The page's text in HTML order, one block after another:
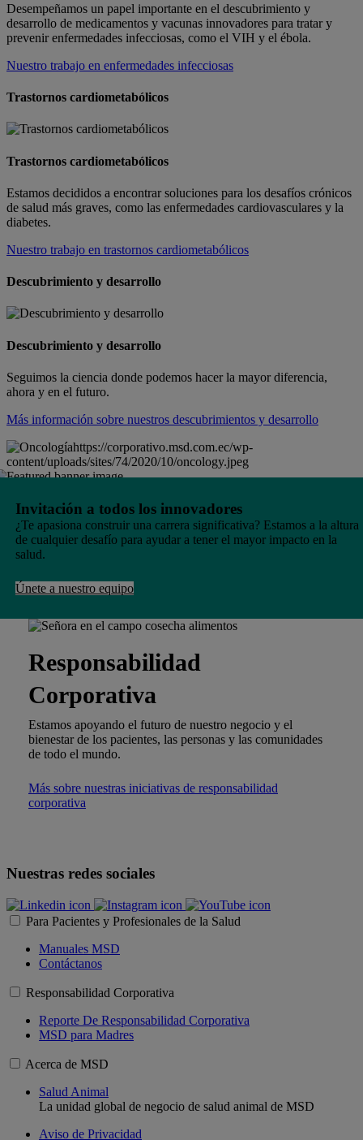
Desempeñamos un papel importante en el descubrimiento y
desarrollo de medicamentos y vacunas innovadores para tratar y
prevenir enfermedades infecciosas, como el VIH y el ébola.
Nuestro trabajo en enfermedades infecciosas
Trastornos cardiometabólicos
Trastornos cardiometabólicos
Estamos decididos a encontrar soluciones para los desafíos crónicos
de salud más graves, como las enfermedades cardiovasculares y la
diabetes.
Nuestro trabajo en trastornos cardiometabólicos
Descubrimiento y desarrollo
Descubrimiento y desarrollo
Seguimos la ciencia donde podemos hacer la mayor diferencia,
ahora y en el futuro.
Más información sobre nuestros descubrimientos y desarrollo
https://corporativo.msd.com.ec/wp-
content/uploads/sites/74/2020/10/oncology.jpeg
Invitación a todos los innovadores
¿Te apasiona construir una carrera significativa? Estamos a la altura
de cualquier desafío para ayudar a tener el mayor impacto en la
salud.
Únete a nuestro equipo
Responsabilidad
Corporativa
Estamos apoyando el futuro de nuestro negocio y el
bienestar de los pacientes, las personas y las comunidades
de todo el mundo.
Más sobre nuestras iniciativas de responsabilidad
corporativa
Nuestras redes sociales
Para Pacientes y Profesionales de la Salud
Manuales MSD
Contáctanos
Responsabilidad Corporativa
Reporte De Responsabilidad Corporativa
MSD para Madres
Acerca de MSD
Salud Animal
La unidad global de negocio de salud animal de MSD
Aviso de Privacidad